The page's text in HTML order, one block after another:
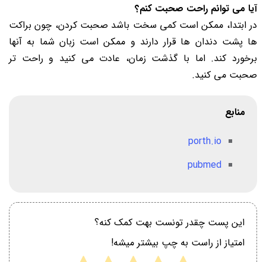
آیا می توانم راحت صحبت کنم؟
در ابتدا، ممکن است کمی سخت باشد صحبت کردن، چون براکت
ها پشت دندان ها قرار دارند و ممکن است زبان شما به آنها
برخورد کند. اما با گذشت زمان، عادت می کنید و راحت تر
صحبت می کنید.
منابع
porth.io
pubmed
این پست چقدر تونست بهت کمک کنه؟
امتیاز از راست به چپ بیشتر میشه!